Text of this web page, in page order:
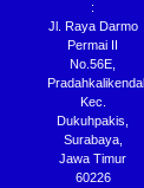
:
Jl. Raya Darmo
Permai II
No.56E,
Pradahkalikendal,
Kec.
Dukuhpakis,
Surabaya,
Jawa Timur
60226